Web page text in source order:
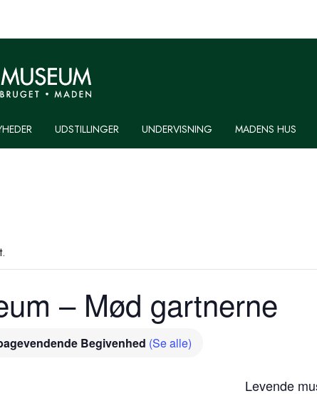
UDSTILLINGER UNDERVISNING MADENS HUS
– Mød gartnerne
Begivenhed (Se alle)
Levende